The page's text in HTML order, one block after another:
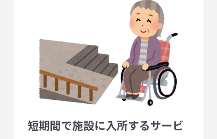
短期間で施設に入所するサービ